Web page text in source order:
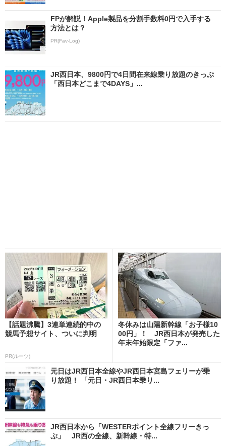
FPが解説！Apple製品を分割手数料0円で入手する
方法とは？
PR(Fav-Log)
JR西日本、9800円で4日間在来線乗り放題のきっぷ
「西日本どこまで4DAYS」...
【話題沸騰】3連単連続的中の
競馬予想サイト、ついに判明
PR(ルーツ)
冬休みは山陽新幹線「お子様10
00円」！ JR西日本が発売した
年末年始限定「ファ...
元日はJR西日本全線やJR西日本宮島フェリーが乗
り放題！ 「元日・JR西日本乗り...
JR西日本から「WESTERポイント全線フリーきっ
ぷ」 JR西の全線、新幹線・特...